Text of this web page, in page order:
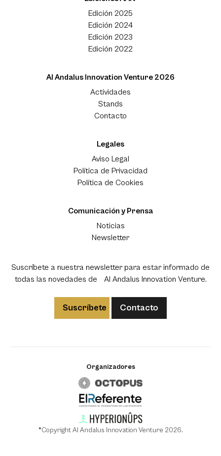
Edición 2025
Edición 2024
Edición 2023
Edición 2022
Al Andalus Innovation Venture 2026
Actividades
Stands
Contacto
Legales
Aviso Legal
Política de Privacidad
Política de Cookies
Comunicación y Prensa
Noticias
Newsletter
Suscríbete a nuestra newsletter para estar informado de
todas las novedades de Al Andalus Innovation Venture.
Suscríbete Contacto
Organizadores
®Copyright Al Andalus Innovation Venture 2026.